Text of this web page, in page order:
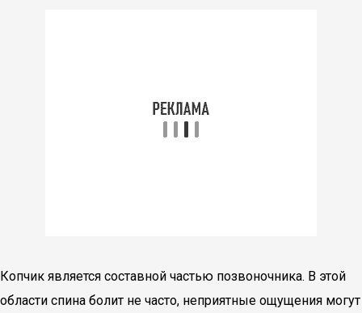
Копчик является составной частью позвоночника. В этой
области спина болит не часто, неприятные ощущения могут